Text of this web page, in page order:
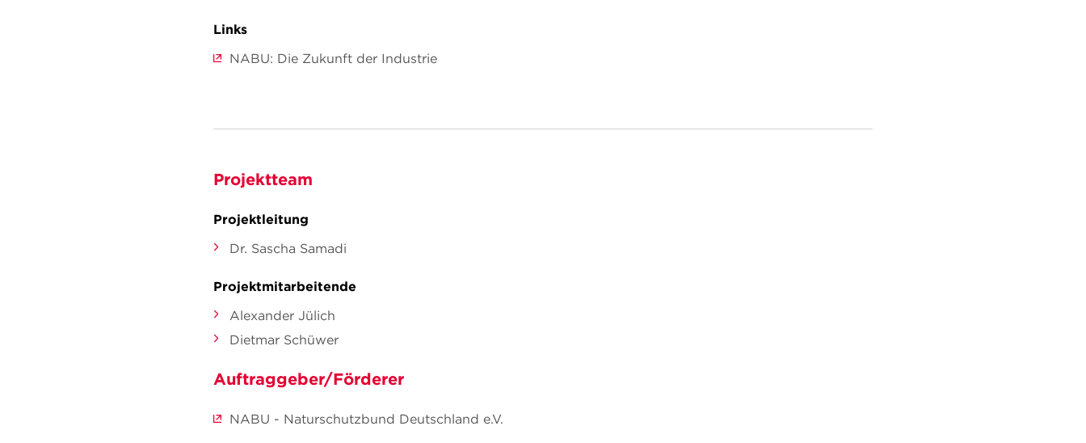
Links
NABU: Die Zukunft der Industrie
Projektteam
Projektleitung
Dr. Sascha Samadi
Projektmitarbeitende
Alexander Jülich
Dietmar Schüwer
Auftraggeber/Förderer
NABU - Naturschutzbund Deutschland e.V.